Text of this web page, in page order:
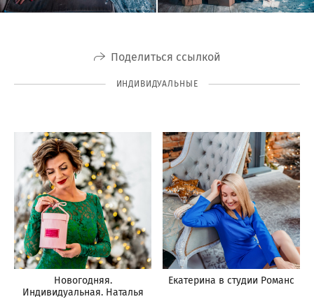
Поделиться ссылкой
ИНДИВИДУАЛЬНЫЕ
Новогодняя.
Индивидуальная. Наталья
Екатерина в студии Романс